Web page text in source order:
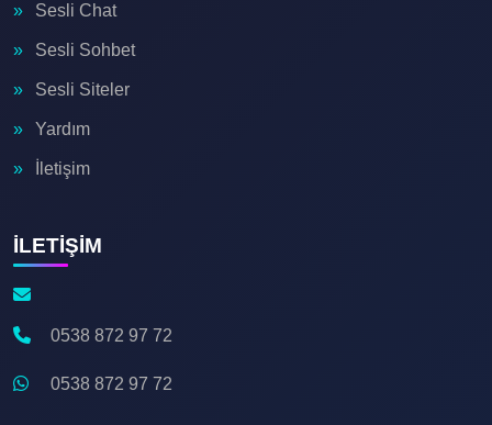
💖
Sesli Chat
Sesli Sohbet
Sesli Siteler
Yardım
İletişim
İLETİŞİM
0538 872 97 72
0538 872 97 72